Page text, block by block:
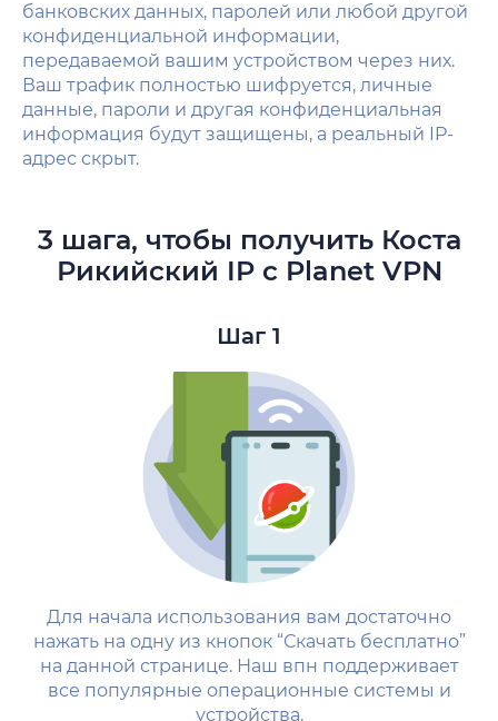
банковских данных, паролей или любой другой
конфиденциальной информации,
передаваемой вашим устройством через них.
Ваш трафик полностью шифруется, личные
данные, пароли и другая конфиденциальная
информация будут защищены, а реальный IP-
адрес скрыт.
3 шага, чтобы получить Коста
Рикийский IP с Planet VPN
Шаг 1
Для начала использования вам достаточно
нажать на одну из кнопок “Скачать бесплатно”
на данной странице. Наш впн поддерживает
все популярные операционные системы и
устройства.